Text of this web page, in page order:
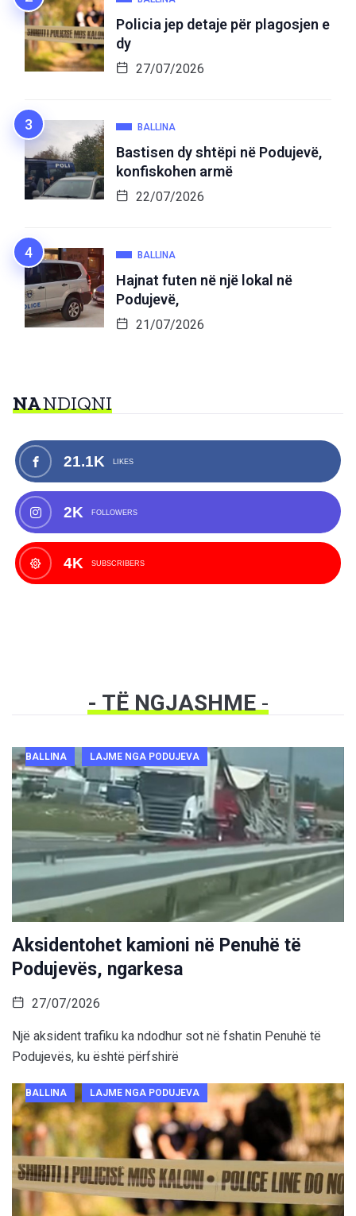
Policia jep detaje për plagosjen e
dy
27/07/2026
BALLINA
Bastisen dy shtëpi në Podujevë,
konfiskohen armë
22/07/2026
BALLINA
Hajnat futen në një lokal në
Podujevë,
21/07/2026
NANDIQNI
21.1K LIKES
2K FOLLOWERS
4K SUBSCRIBERS
- TË NGJASHME-
BALLINA LAJME NGA PODUJEVA
Aksidentohet kamioni në Penuhë të
Podujevës, ngarkesa
27/07/2026
Një aksident trafiku ka ndodhur sot në fshatin Penuhë të
Podujevës, ku është përfshirë
BALLINA LAJME NGA PODUJEVA